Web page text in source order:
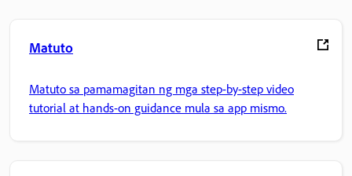
Matuto
Matuto sa pamamagitan ng mga step-by-step video
tutorial at hands-on guidance mula sa app mismo.